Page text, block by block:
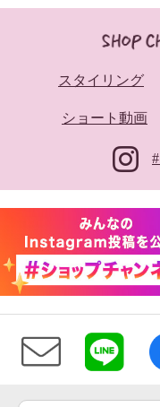
スタイリング
ショート動画